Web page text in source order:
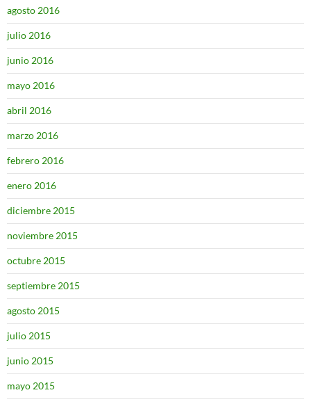
agosto 2016
julio 2016
junio 2016
mayo 2016
abril 2016
marzo 2016
febrero 2016
enero 2016
diciembre 2015
noviembre 2015
octubre 2015
septiembre 2015
agosto 2015
julio 2015
junio 2015
mayo 2015